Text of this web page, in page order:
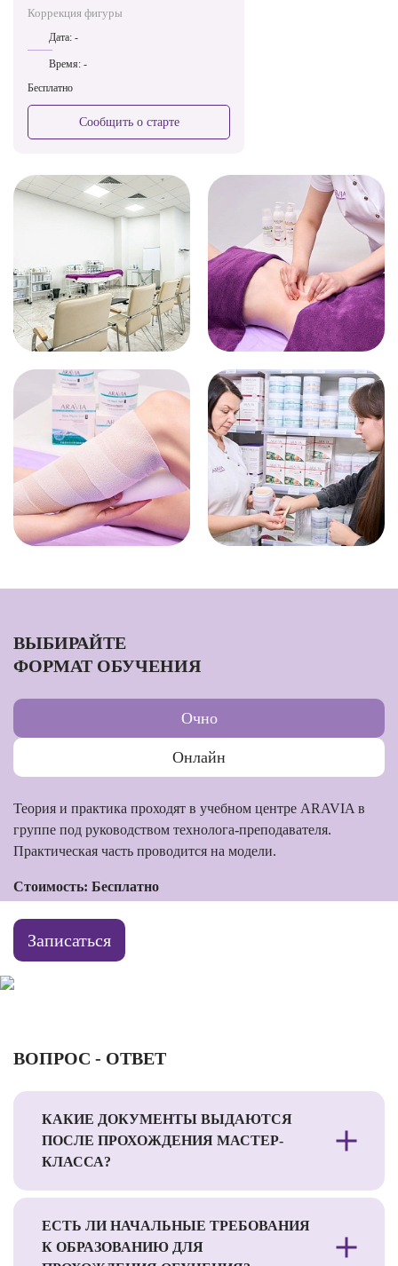
Коррекция фигуры
Дата: -
Время: -
Бесплатно
Сообщить о старте
ВЫБИРАЙТЕ
ФОРМАТ ОБУЧЕНИЯ
Очно
Онлайн
Теория и практика проходят в учебном центре ARAVIA в
группе под руководством технолога-преподавателя.
Практическая часть проводится на модели.
Стоимость: Бесплатно
Записаться
ВОПРОС - ОТВЕТ
КАКИЕ ДОКУМЕНТЫ ВЫДАЮТСЯ
ПОСЛЕ ПРОХОЖДЕНИЯ МАСТЕР-
КЛАССА?
ЕСТЬ ЛИ НАЧАЛЬНЫЕ ТРЕБОВАНИЯ
К ОБРАЗОВАНИЮ ДЛЯ